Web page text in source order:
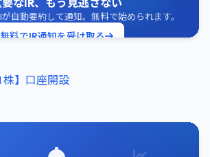
なIR、もう見逃さない
自動要約して通知。無料で始められます。
無料でIR通知を受け取る